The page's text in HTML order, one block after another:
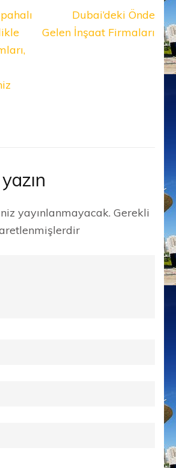
Dubai’deki Önde
Gelen İnşaat Firmaları
yayınlanmayacak. Gerekli